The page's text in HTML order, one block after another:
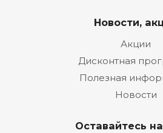
Новости,
Акции
Дисконтная
Полезная
Новости
Оставайтесь